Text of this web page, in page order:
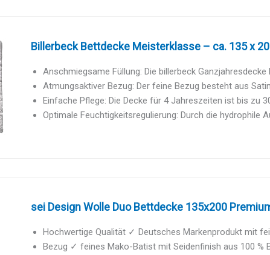
Billerbeck Bettdecke Meisterklasse – ca. 135 x
Anschmiegsame Füllung: Die billerbeck
Atmungsaktiver Bezug: Der feine Bezug besteht aus
Einfache Pflege: Die Decke für 4 Jahreszeiten ist bis zu
Optimale Feuchtigkeitsregulierung: Durch die hydrophile
sei Design Wolle Duo Bettdecke 135x200
Hochwertige Qualität ✓ Deutsches Markenprodukt mit
Bezug ✓ feines Mako-Batist mit Seidenfinish aus 100 %